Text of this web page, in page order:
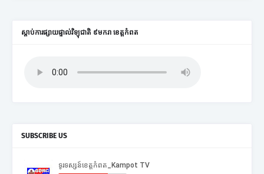
ស្តាប់ការផ្សាយផ្ទាល់វិទ្យុជាតិ ៩មករា ខេត្តកំពត
SUBSCRIBE US